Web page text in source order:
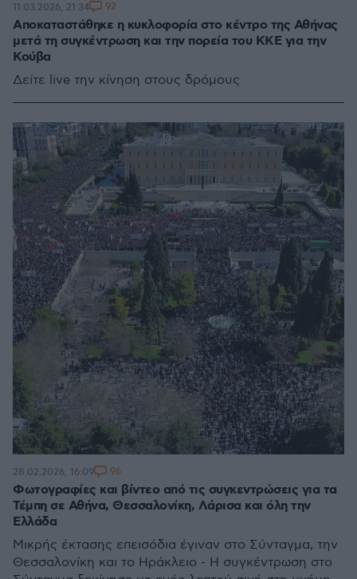
Αποκαταστάθηκε η κυκλοφορία στο κέντρο της Αθήνας
μετά τη συγκέντρωση και την πορεία του ΚΚΕ για την
Κούβα
Δείτε live την κίνηση στους δρόμους
11.03.2026, 21:34 92
Φωτογραφίες και βίντεο από τις συγκεντρώσεις για τα
Τέμπη σε Αθήνα, Θεσσαλονίκη, Λάρισα και όλη την
Ελλάδα
Μικρής έκτασης επεισόδια έγιναν στο Σύνταγμα, την
Θεσσαλονίκη και το Ηράκλειο - Η συγκέντρωση στο
28.02.2026, 16:09 96